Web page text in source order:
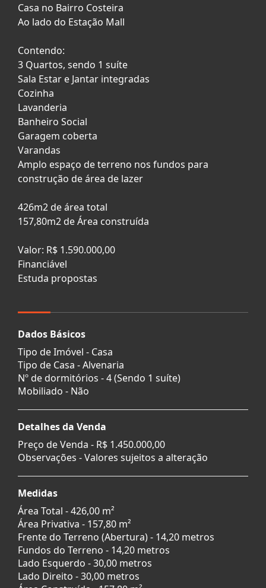
Casa no Bairro Costeira
Ao lado do Estação Mall
Contendo:
3 Quartos, sendo 1 suíte
Sala Estar e Jantar integradas
Cozinha
Lavanderia
Banheiro Social
Garagem coberta
Varandas
Amplo espaço de terreno nos fundos para
construção de área de lazer
426m2 de área total
157,80m2 de Área construída
Valor: R$ 1.590.000,00
Financiável
Estuda propostas
Dados Básicos
Tipo de Imóvel - Casa
Tipo de Casa - Alvenaria
Nº de dormitórios - 4 (Sendo 1 suíte)
Mobiliado - Não
Detalhes da Venda
Preço de Venda - R$ 1.450.000,00
Observações - Valores sujeitos a alteração
Medidas
Área Total - 426,00 m²
Área Privativa - 157,80 m²
Frente do Terreno (Abertura) - 14,20 metros
Fundos do Terreno - 14,20 metros
Lado Esquerdo - 30,00 metros
Lado Direito - 30,00 metros